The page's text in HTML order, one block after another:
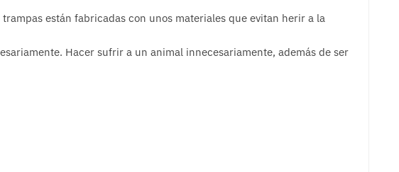
están fabricadas con unos materiales que evitan herir a la
Hacer sufrir a un animal innecesariamente, además de ser